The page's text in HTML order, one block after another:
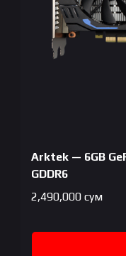
Arktek — 6GB
GDDR6
2,490,000 сум